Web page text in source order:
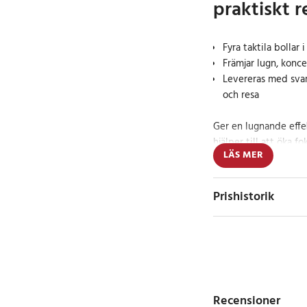
praktiskt
Fyra taktila bollar
Främjar lugn,
Levereras med
och resa
Ger en lugnande
hjälper till att öka
med behov av
unik yta och känsla,
klämma, rulla och
Tillverkade i mjuk
Det medföljande
LÄS MER
Prishistorik
Recensioner